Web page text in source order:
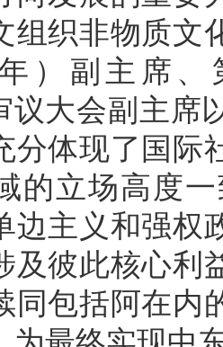
组织非物质文
）副主席
议大会副主
分体现了国际
的立场高度
边主义和强权
及彼此核心利
同包括阿在内